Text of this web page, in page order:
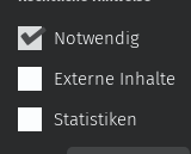
Notwendig
Externe Inhalte
Statistiken